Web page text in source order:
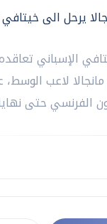
يرحل الى
الإسباني
مانجالا لاعب
الفرنسي حتى